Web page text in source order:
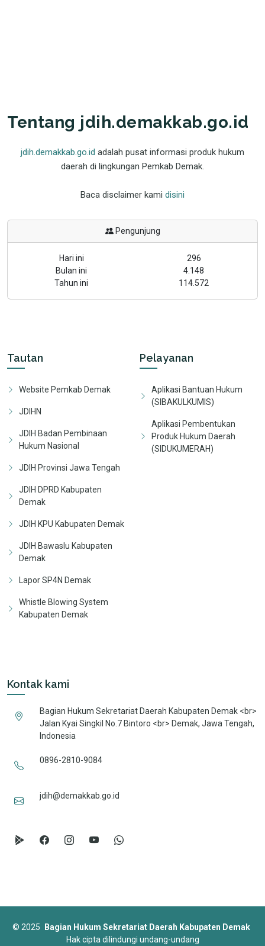
Tentang jdih.demakkab.go.id
jdih.demakkab.go.id adalah pusat informasi produk hukum
daerah di lingkungan Pemkab Demak.
Baca disclaimer kami disini
Pengunjung
Hari ini
296
Bulan ini
4.148
Tahun ini
114.572
Tautan
Website Pemkab Demak
JDIHN
JDIH Badan Pembinaan
Hukum Nasional
JDIH Provinsi Jawa Tengah
JDIH DPRD Kabupaten
Demak
JDIH KPU Kabupaten Demak
JDIH Bawaslu Kabupaten
Demak
Lapor SP4N Demak
Whistle Blowing System
Kabupaten Demak
Pelayanan
Aplikasi Bantuan Hukum
(SIBAKULKUMIS)
Aplikasi Pembentukan
Produk Hukum Daerah
(SIDUKUMERAH)
Kontak kami
Bagian Hukum Sekretariat Daerah Kabupaten Demak <br>
Jalan Kyai Singkil No.7 Bintoro <br> Demak, Jawa Tengah,
Indonesia
0896-2810-9084
jdih@demakkab.go.id
© 2025
Bagian Hukum Sekretariat Daerah Kabupaten Demak
Hak cipta dilindungi undang-undang